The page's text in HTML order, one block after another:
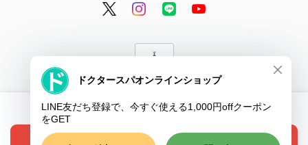
© ドクタースパ・クリニック オンラインショップ
Add to cart